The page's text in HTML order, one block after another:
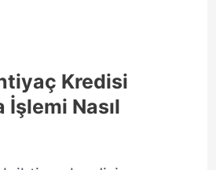
Kredisi
İşlemi Nasıl